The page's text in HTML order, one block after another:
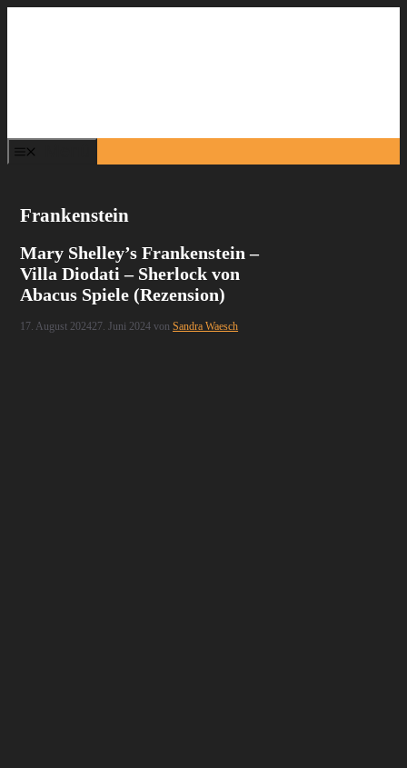
Frankenstein
Mary Shelley’s Frankenstein –
Villa Diodati – Sherlock von
Abacus Spiele (Rezension)
17. August 202427. Juni 2024 vonSandra Waesch